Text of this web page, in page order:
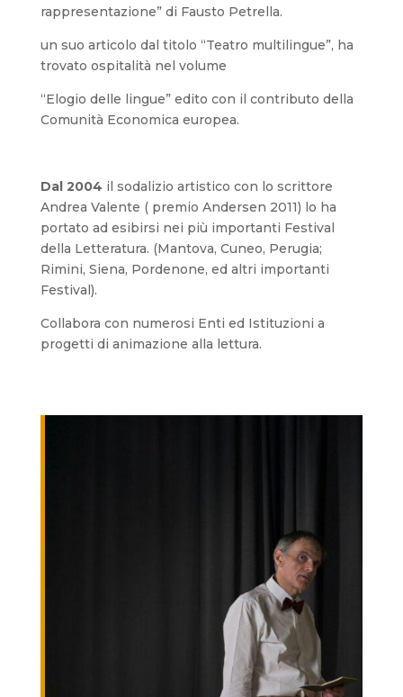
rappresentazione” di Fausto Petrella.
un suo articolo dal titolo “Teatro multilingue”, ha
trovato ospitalità nel volume
“Elogio delle lingue” edito con il contributo della
Comunità Economica europea.
Dal 2004 il sodalizio artistico con lo scrittore
Andrea Valente ( premio Andersen 2011) lo ha
portato ad esibirsi nei più importanti Festival
della Letteratura. (Mantova, Cuneo, Perugia;
Rimini, Siena, Pordenone, ed altri importanti
Festival).
Collabora con numerosi Enti ed Istituzioni a
progetti di animazione alla lettura.